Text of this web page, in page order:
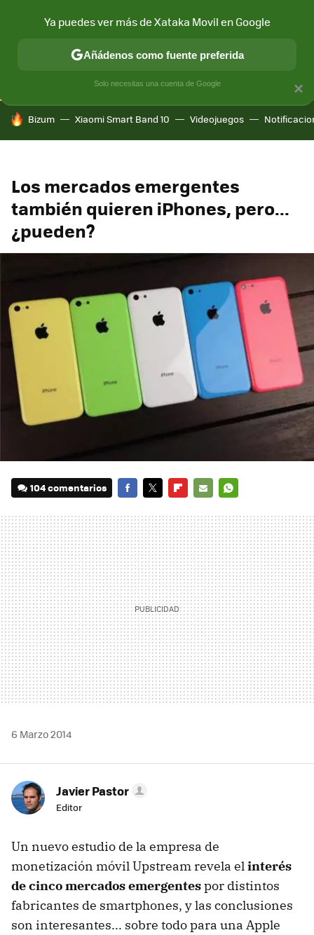
CONECTIVIDAD MÓVIL Y SOCIEDAD APLICACIONES
HOY SE HABLA DE
Bizum Xiaomi Smart Band 10 Videojuegos
Los mercados emergentes
también quieren iPhones, pero...
¿pueden?
104 comentarios
MAIL
6 Marzo 2014
Javier Pastor
Editor
Un nuevo estudio de la empresa de
monetización móvil Upstream revela elinterés
de cinco mercados emergentespor distintos
fabricantes de smartphones, y las conclusiones
son interesantes... sobre todo para una Apple
×
Ya puedes ver más de Xataka Movil en Google
Añádenos como fuente preferida
Solo necesitas una cuenta de Google